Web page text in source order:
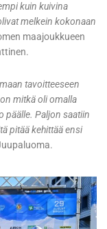
kuin kuivina
melkein kokonaan
maajoukkueen
tavoitteeseen
mitkä oli omalla
päälle. Paljon saatiin
pitää kehittää ensi